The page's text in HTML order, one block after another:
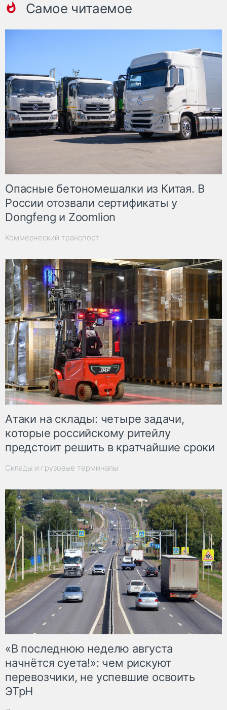
Самое читаемое
Опасные бетономешалки из Китая. В
России отозвали сертификаты у
Dongfeng и Zoomlion
Коммерческий транспорт
Атаки на склады: четыре задачи,
которые российскому ритейлу
предстоит решить в кратчайшие сроки
Склады и грузовые терминалы
«В последнюю неделю августа
начнётся суета!»: чем рискуют
перевозчики, не успевшие освоить
ЭТрН